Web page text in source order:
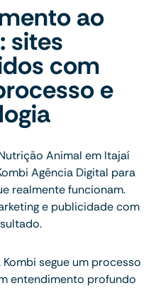
ao
sites
com
e
Animal em Itajaí
Agência Digital para
realmente funcionam.
e publicidade com
segue um processo
entendimento profundo